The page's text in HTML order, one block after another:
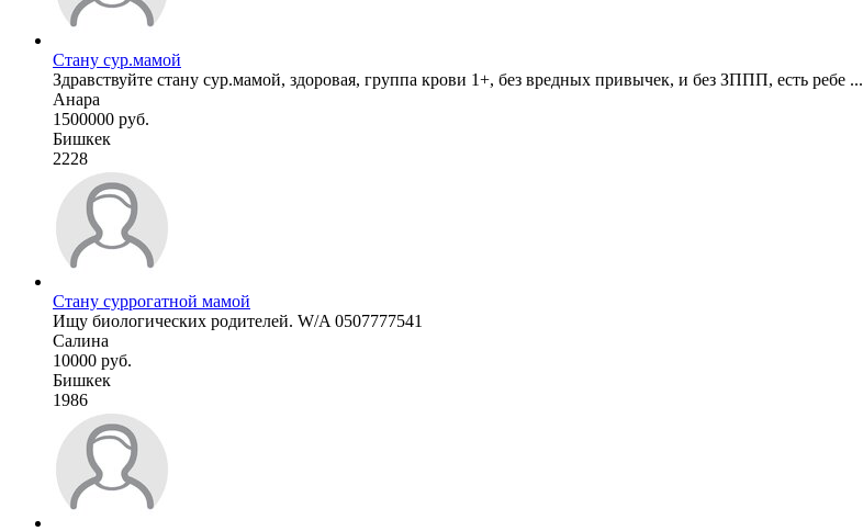
Стану сур.мамой
Здравствуйте стану сур.мамой, здоровая, группа крови 1+, без вредных привычек, и без ЗППП, есть ребе ...
Анара
1500000 руб.
Бишкек
2228
Стану суррогатной мамой
Ищу биологических родителей. W/A 0507777541
Салина
10000 руб.
Бишкек
1986